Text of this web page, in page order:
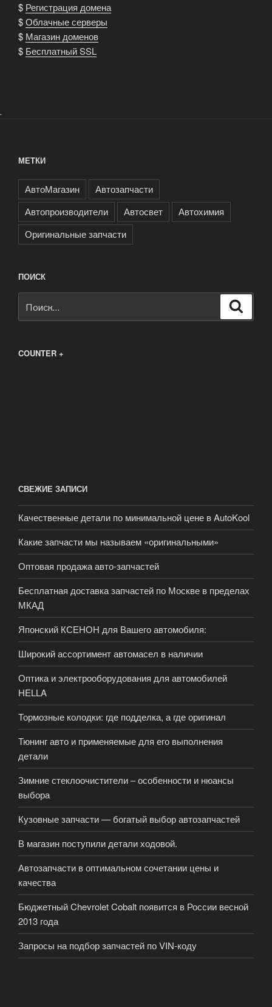
$ Регистрация домена
$Облачные серверы
$ Магазин доменов
$ Бесплатный SSL
.
МЕТКИ
АвтоМагазин
Автозапчасти
Автопроизводители
Автосвет
Автохимия
Оригинальные запчасти
ПОИСК
COUNTER +
СВЕЖИЕ ЗАПИСИ
Качественные детали по минимальной цене в AutoKool
Какие запчасти мы называем «оригинальными»
Оптовая продажа авто-запчастей
Бесплатная доставка запчастей по Москве в пределах
МКАД
Японский КСЕНОН для Вашего автомобиля:
Широкий ассортимент автомасел в наличии
Оптика и электрооборудования для автомобилей
HELLA
Тормозные колодки: где подделка, а где оригинал
Тюнинг авто и применяемые для его выполнения
детали
Зимние стеклоочистители – особенности и нюансы
выбора
Кузовные запчасти — богатый выбор автозапчастей
В магазин поступили детали ходовой.
Автозапчасти в оптимальном сочетании цены и
качества
Бюджетный Chevrolet Cobalt появится в России весной
2013 года
Запросы на подбор запчастей по VIN-коду